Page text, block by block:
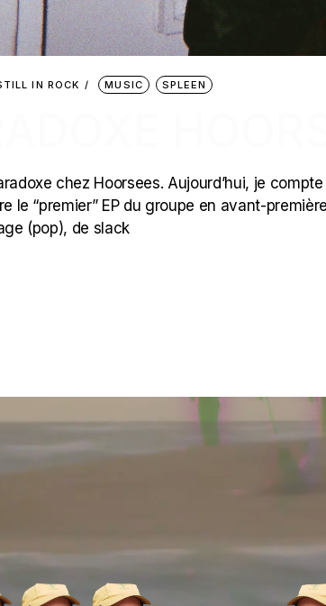
IN ROCK MUSIC SPLEEN
chez Hoorsees. Aujourd’hui, je
le “premier” EP du groupe en avant-
(pop), de slack